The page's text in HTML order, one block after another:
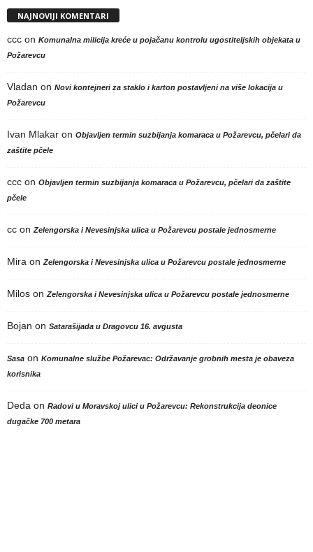
NAJNOVIJI KOMENTARI
ccc on Komunalna milicija kreće u pojačanu kontrolu ugostiteljskih objekata u
Požarevcu
Vladan on Novi kontejneri za staklo i karton postavljeni na više lokacija u
Požarevcu
Ivan Mlakar on Objavljen termin suzbijanja komaraca u Požarevcu, pčelari da
zaštite pčele
ccc on Objavljen termin suzbijanja komaraca u Požarevcu, pčelari da zaštite
pčele
cc on Zelengorska i Nevesinjska ulica u Požarevcu postale jednosmerne
Mira on Zelengorska i Nevesinjska ulica u Požarevcu postale jednosmerne
Milos on Zelengorska i Nevesinjska ulica u Požarevcu postale jednosmerne
Bojan on Satarašijada u Dragovcu 16. avgusta
Sasa on Komunalne službe Požarevac: Održavanje grobnih mesta je obaveza
korisnika
Deda on Radovi u Moravskoj ulici u Požarevcu: Rekonstrukcija deonice
dugačke 700 metara